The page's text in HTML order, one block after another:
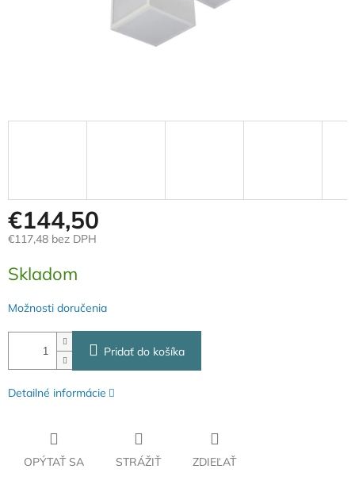
€144,50
€117,48 bez DPH
cena:
Skladom
Možnosti doručenia
Pridať do košíka
Detailné informácie
OPÝTAŤ SA STRÁŽIŤ ZDIEĽAŤ